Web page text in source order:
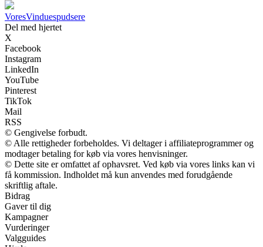
VoresVinduespudsere
Del med hjertet
X
Facebook
Instagram
LinkedIn
YouTube
Pinterest
TikTok
Mail
RSS
© Gengivelse forbudt.
© Alle rettigheder forbeholdes. Vi deltager i affiliateprogrammer og
modtager betaling for køb via vores henvisninger.
© Dette site er omfattet af ophavsret. Ved køb via vores links kan vi
få kommission. Indholdet må kun anvendes med forudgående
skriftlig aftale.
Bidrag
Gaver til dig
Kampagner
Vurderinger
Valgguides